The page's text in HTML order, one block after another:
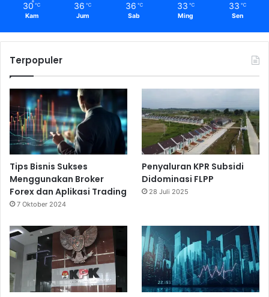
30 ℃
Kam
36 ℃
Jum
36 ℃
Sab
33 ℃
Ming
33 ℃
Sen
Terpopuler
Tips Bisnis Sukses
Menggunakan Broker
Forex dan Aplikasi Trading
7 Oktober 2024
Penyaluran KPR Subsidi
Didominasi FLPP
28 Juli 2025